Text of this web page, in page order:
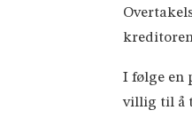
I følge en
villig til å